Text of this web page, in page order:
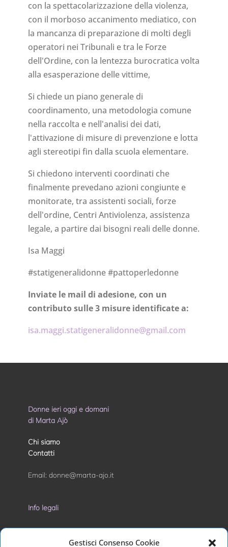
Gestisci Consenso Cookie
con la spettacolarizzazione della violenza,
con il morboso accanimento mediatico, con
la mancanza di preparazione di molti degli
operatori nei Tribunali e tra le Forze
dell'Ordine, con la lentezza burocratica volta
alla esasperazione delle vittime,
Si chiede un piano generale di
coordinamento, una metodologia comune
nella raccolta e nell'analisi dei dati,
l'attivazione di misure di prevenzione e lotta
agli stereotipi fin dalla scuola elementare.
Si chiedono interventi coordinati che
finalmente prevedano azioni congiunte e
monitorate, tra assistenti sociali, forze
dell'ordine, Centri Antiviolenza, assistenza
legale, a partire dai bisogni reali delle donne.
Isa Maggi
#statigeneralidonne #pattoperledonne
Inviate le mail di adesione, con un
contributo sulle 3 misure identificate a:
isa.maggi.statigeneralidonne@gmail.com
Donne ieri oggi e domani
di Marta Ajò
Chi siamo
Contatti
Email: donne@marta-ajo.it
Info legali
Privacy Policy